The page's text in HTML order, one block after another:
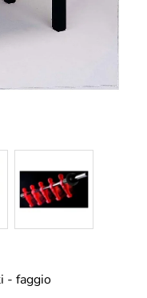
- faggio